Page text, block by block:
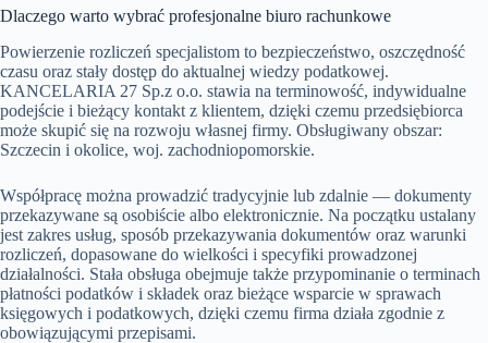
Dlaczego warto wybrać profesjonalne biuro rachunkowe
Powierzenie rozliczeń specjalistom to bezpieczeństwo, oszczędność
czasu oraz stały dostęp do aktualnej wiedzy podatkowej.
KANCELARIA 27 Sp.z o.o. stawia na terminowość, indywidualne
podejście i bieżący kontakt z klientem, dzięki czemu przedsiębiorca
może skupić się na rozwoju własnej firmy. Obsługiwany obszar:
Szczecin i okolice, woj. zachodniopomorskie.
Współpracę można prowadzić tradycyjnie lub zdalnie — dokumenty
przekazywane są osobiście albo elektronicznie. Na początku ustalany
jest zakres usług, sposób przekazywania dokumentów oraz warunki
rozliczeń, dopasowane do wielkości i specyfiki prowadzonej
działalności. Stała obsługa obejmuje także przypominanie o terminach
płatności podatków i składek oraz bieżące wsparcie w sprawach
księgowych i podatkowych, dzięki czemu firma działa zgodnie z
obowiązującymi przepisami.